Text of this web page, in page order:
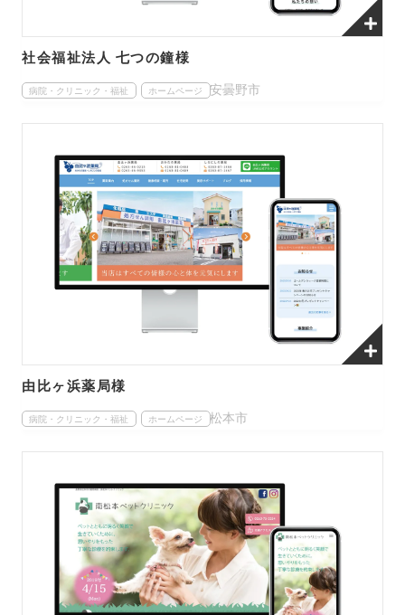
社会福祉法人 七つの鐘様
病院・クリニック・福祉 ホームページ 安曇野市
由比ヶ浜薬局様
病院・クリニック・福祉 ホームページ 松本市